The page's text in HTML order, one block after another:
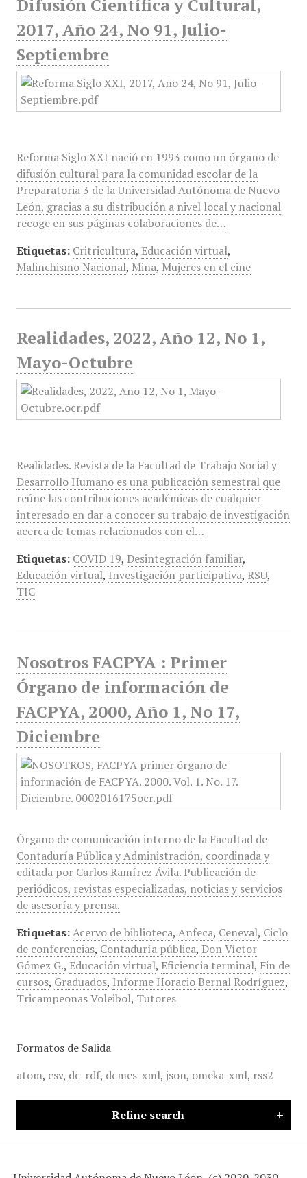
Difusión Científica y Cultural,
2017, Año 24, No 91, Julio-
Septiembre
Reforma Siglo XXI nació en 1993 como un órgano de
difusión cultural para la comunidad escolar de la
Preparatoria 3 de la Universidad Autónoma de Nuevo
León, gracias a su distribución a nivel local y nacional
recoge en sus páginas colaboraciones de…
Etiquetas: Critricultura, Educación virtual,
Malinchismo Nacional, Mina, Mujeres en el cine
Realidades, 2022, Año 12, No 1,
Mayo-Octubre
Realidades. Revista de la Facultad de Trabajo Social y
Desarrollo Humano es una publicación semestral que
reúne las contribuciones académicas de cualquier
interesado en dar a conocer su trabajo de investigación
acerca de temas relacionados con el…
Etiquetas: COVID 19, Desintegración familiar,
Educación virtual, Investigación participativa, RSU,
TIC
Nosotros FACPYA : Primer
Órgano de información de
FACPYA, 2000, Año 1, No 17,
Diciembre
Órgano de comunicación interno de la Facultad de
Contaduría Pública y Administración, coordinada y
editada por Carlos Ramírez Ávila. Publicación de
periódicos, revistas especializadas, noticias y servicios
de asesoría y prensa.
Etiquetas: Acervo de biblioteca, Anfeca, Ceneval, Ciclo
de conferencias, Contaduría pública, Don Víctor
Gómez G., Educación virtual, Eficiencia terminal, Fin de
cursos, Graduados, Informe Horacio Bernal Rodríguez,
Tricampeonas Voleibol, Tutores
Formatos de Salida
atom, csv, dc-rdf, dcmes-xml, json, omeka-xml, rss2
Refine search